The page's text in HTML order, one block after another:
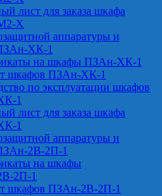
лист для заказа шкафа
Х
аппаратуры и
ХК-1
на шкафы ПЗАн-ХК-1
шкафов ПЗАн-ХК-1
по эксплуатации шкафов
1
лист для заказа шкафа
1
аппаратуры и
2В-2П-1
на шкафы
2П-1
шкафов ПЗАн-2В-2П-1